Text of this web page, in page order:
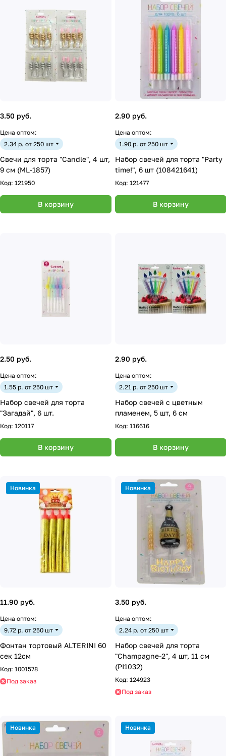
3.50 руб.
Цена оптом:
2.34 р. от 250 шт
Свечи для торта "Candle", 4 шт,
9 см (ML-1857)
Код: 121950
В корзину
2.90 руб.
Цена оптом:
1.90 р. от 250 шт
Набор свечей для торта "Party
time!", 6 шт (108421641)
Код: 121477
В корзину
2.50 руб.
Цена оптом:
1.55 р. от 250 шт
Набор свечей для торта
"Загадай", 6 шт.
Код: 120117
В корзину
2.90 руб.
Цена оптом:
2.21 р. от 250 шт
Набор свечей с цветным
пламенем, 5 шт, 6 см
Код: 116616
В корзину
Новинка
11.90 руб.
Цена оптом:
9.72 р. от 250 шт
Фонтан тортовый ALTERINI 60
сек 12см
Код: 1001578
Под заказ
Новинка
3.50 руб.
Цена оптом:
2.24 р. от 250 шт
Набор свечей для торта
"Champagne-2", 4 шт, 11 см
(PI1032)
Код: 124923
Под заказ
Новинка Новинка